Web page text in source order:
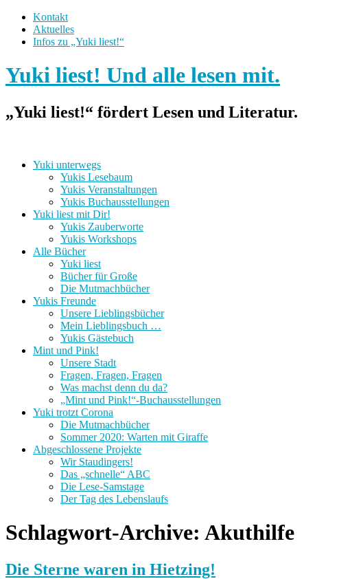
Kontakt
Aktuelles
Infos zu „Yuki liest!“
Yuki liest! Und alle lesen mit.
„Yuki liest!“ fördert Lesen und Literatur.
Yuki unterwegs
Yukis Lesebaum
Yukis Veranstaltungen
Yukis Buchausstellungen
Yuki liest mit Dir!
Yukis Zauberworte
Yukis Workshops
Alle Bücher
Yuki liest
Bücher für Große
Die Mutmachbücher
Yukis Freunde
Unsere Lieblingsbücher
Mein Lieblingsbuch …
Yukis Gästebuch
Mint und Pink!
Unsere Stadt
Fragen, Fragen, Fragen
Was machst denn du da?
„Mint und Pink!“-Buchausstellungen
Yuki trotzt Corona
Die Mutmachbücher
Sommer 2020: Warten mit Giraffe
Abgeschlossene Projekte
Wir Staudingers!
Das „schnelle“ ABC
Die Lese-Samstage
Der Tag des Lebenslaufs
Schlagwort-Archive: Akuthilfe
Die Sterne waren in Hietzing!